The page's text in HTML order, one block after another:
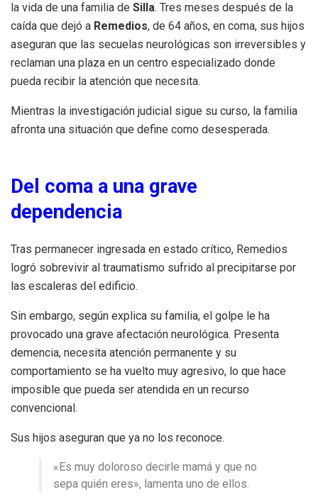
la vida de una familia de Silla. Tres meses después de la
caída que dejó a Remedios, de 64 años, en coma, sus hijos
aseguran que las secuelas neurológicas son irreversibles y
reclaman una plaza en un centro especializado donde
pueda recibir la atención que necesita.
Mientras la investigación judicial sigue su curso, la familia
afronta una situación que define como desesperada.
Del coma a una grave
dependencia
Tras permanecer ingresada en estado crítico, Remedios
logró sobrevivir al traumatismo sufrido al precipitarse por
las escaleras del edificio.
Sin embargo, según explica su familia, el golpe le ha
provocado una grave afectación neurológica. Presenta
demencia, necesita atención permanente y su
comportamiento se ha vuelto muy agresivo, lo que hace
imposible que pueda ser atendida en un recurso
convencional.
Sus hijos aseguran que ya no los reconoce.
«Es muy doloroso decirle mamá y que no
sepa quién eres», lamenta uno de ellos.